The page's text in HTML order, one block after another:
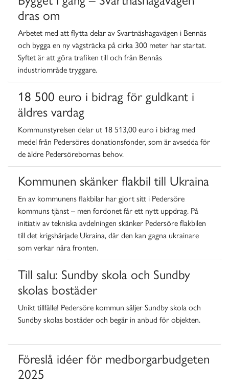
dras om
Arbetet med att flytta delar av Svartnäshagavägen i Bennäs
och bygga en ny vägsträcka på cirka 300 meter har startat.
Syftet är att göra trafiken till och från Bennäs
industriområde tryggare.
18 500 euro i bidrag för guldkant i
äldres vardag
Kommunstyrelsen delar ut 18 513,00 euro i bidrag med
medel från Pedersöres donationsfonder, som är avsedda för
de äldre Pedersörebornas behov.
Kommunen skänker flakbil till Ukraina
En av kommunens flakbilar har gjort sitt i Pedersöre
kommuns tjänst – men fordonet får ett nytt uppdrag. På
initiativ av tekniska avdelningen skänker Pedersöre flakbilen
till det krigshärjade Ukraina, där den kan gagna ukrainare
som verkar nära fronten.
Till salu: Sundby skola och Sundby
skolas bostäder
Unikt tillfälle! Pedersöre kommun säljer Sundby skola och
Sundby skolas bostäder och begär in anbud för objekten.
Föreslå idéer för medborgarbudgeten
2025